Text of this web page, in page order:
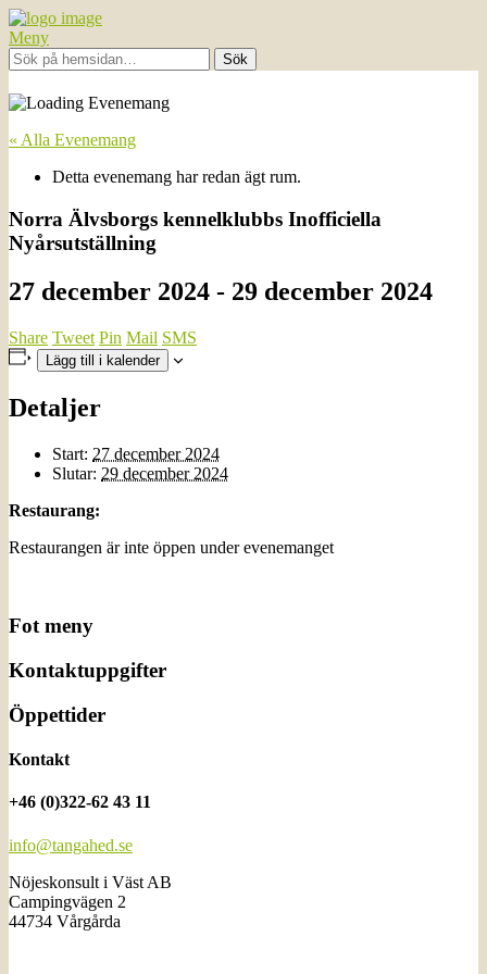
Meny
« Alla Evenemang
Detta evenemang har redan ägt rum.
Norra Älvsborgs kennelklubbs Inofficiella
Nyårsutställning
27 december 2024 - 29 december 2024
Share Tweet Pin Mail SMS
Lägg till i kalender
Detaljer
Start: 27 december 2024
Slutar: 29 december 2024
Restaurang:
Restaurangen är inte öppen under evenemanget
Fot meny
Kontaktuppgifter
Öppettider
Kontakt
+46 (0)322-62 43 11
info@tangahed.se
Nöjeskonsult i Väst AB
Campingvägen 2
44734 Vårgårda